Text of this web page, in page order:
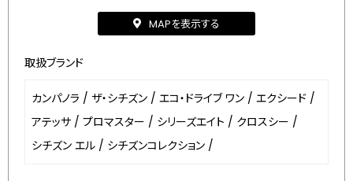
MAPを表示する
取扱ブランド
カンパノラ / ザ・シチズン / エコ・ドライブ ワン / エクシード /
アテッサ / プロマスター / シリーズエイト / クロスシー /
シチズン エル / シチズンコレクション /